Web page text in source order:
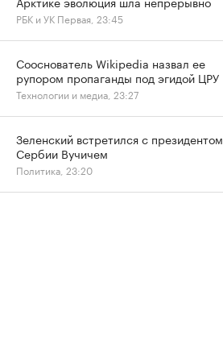
РБК и УК Первая, 23:45
Сооснователь Wikipedia назвал ее
рупором пропаганды под эгидой ЦРУ
Технологии и медиа, 23:27
Зеленский встретился с президентом
Сербии Вучичем
Политика, 23:20